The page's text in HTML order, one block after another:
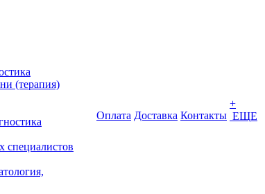
(терапия)
специалистов
Оплата Доставка Контакты
+
ЕЩЕ